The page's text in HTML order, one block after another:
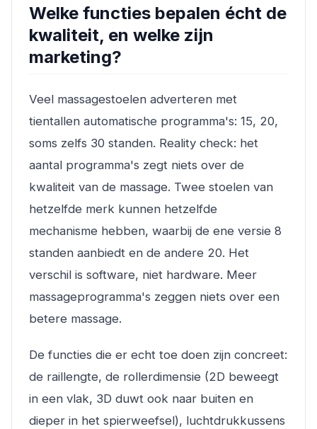
Welke functies bepalen écht de
kwaliteit, en welke zijn
marketing?
Veel massagestoelen adverteren met
tientallen automatische programma's: 15, 20,
soms zelfs 30 standen. Reality check: het
aantal programma's zegt niets over de
kwaliteit van de massage. Twee stoelen van
hetzelfde merk kunnen hetzelfde
mechanisme hebben, waarbij de ene versie 8
standen aanbiedt en de andere 20. Het
verschil is software, niet hardware. Meer
massageprogramma's zeggen niets over een
betere massage.
De functies die er echt toe doen zijn concreet:
de raillengte, de rollerdimensie (2D beweegt
in een vlak, 3D duwt ook naar buiten en
dieper in het spierweefsel), luchtdrukkussens